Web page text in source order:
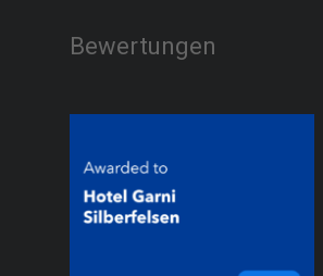
Bewertungen